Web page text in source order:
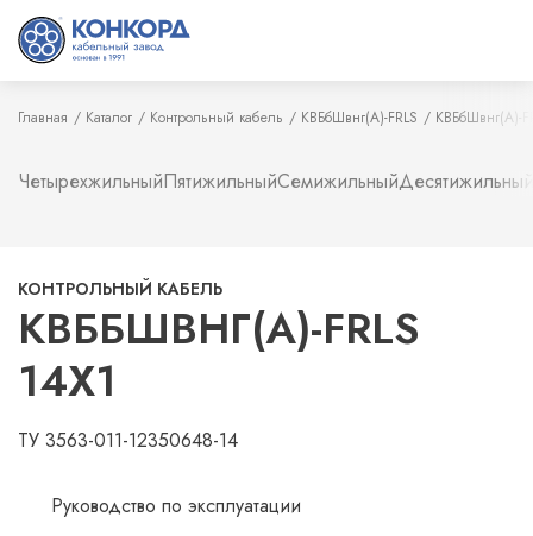
Главная Каталог Контрольный кабель КВБбШвнг(А)-FRLS КВБбШвнг(А)-
ЧетырехжильныйПятижильныйСемижильныйДесятижильный
КОНТРОЛЬНЫЙ КАБЕЛЬ
КВББШВНГ(А)-FRLS
14Х1
ТУ 3563-011-12350648-14
Руководство по эксплуатации